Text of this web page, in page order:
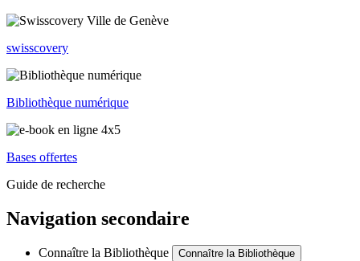
swisscovery
Bibliothèque numérique
Bases offertes
Guide de recherche
Navigation secondaire
Connaître la Bibliothèque Connaître la Bibliothèque